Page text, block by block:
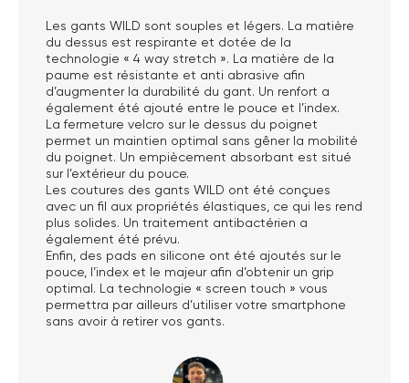
Les gants WILD sont souples et légers. La matière
du dessus est respirante et dotée de la
technologie « 4 way stretch ». La matière de la
paume est résistante et anti abrasive afin
d’augmenter la durabilité du gant. Un renfort a
également été ajouté entre le pouce et l’index.
La fermeture velcro sur le dessus du poignet
permet un maintien optimal sans gêner la mobilité
du poignet. Un empiècement absorbant est situé
sur l’extérieur du pouce.
Les coutures des gants WILD ont été conçues
avec un fil aux propriétés élastiques, ce qui les rend
plus solides. Un traitement antibactérien a
également été prévu.
Enfin, des pads en silicone ont été ajoutés sur le
pouce, l’index et le majeur afin d’obtenir un grip
optimal. La technologie « screen touch » vous
permettra par ailleurs d’utiliser votre smartphone
sans avoir à retirer vos gants.